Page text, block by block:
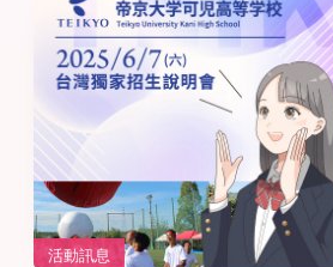
活動訊息